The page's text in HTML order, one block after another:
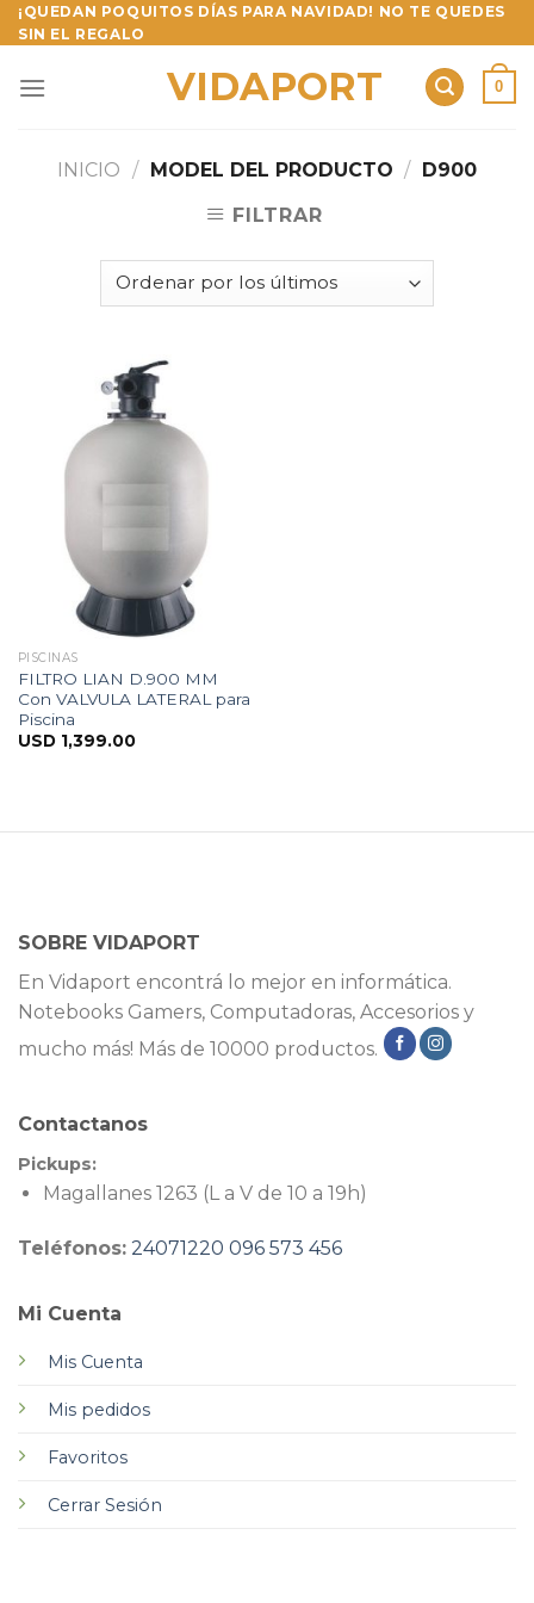
Skip
to
¡QUEDAN POQUITOS DÍAS PARA NAVIDAD! NO TE QUEDES
SIN EL REGALO
VIDAPORT 0
INICIO / MODEL DEL PRODUCTO / D900
FILTRAR
PISCINAS
FILTRO LIAN D.900 MM
Con VALVULA LATERAL para
Piscina
USD 1,399.00
SOBRE VIDAPORT
En Vidaport encontrá lo mejor en informática.
Notebooks Gamers, Computadoras, Accesorios y
mucho más! Más de 10000 productos.
Mi Cuenta
Mis Cuenta
Mis pedidos
Favoritos
Cerrar Sesión
Contactanos
Pickups:
Magallanes 1263 (L a V de 10 a 19h)
Teléfonos: 24071220 096 573 456